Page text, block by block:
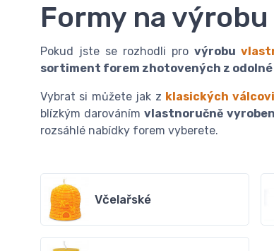
Formy na
Pokud jste se rozhodli provýrobu
sortiment forem zhotovených z odolné
Vybrat si můžete jak z klasických
blízkým darovánímvlastnoručně
rozsáhlé nabídky forem vyberete.
Včelařské